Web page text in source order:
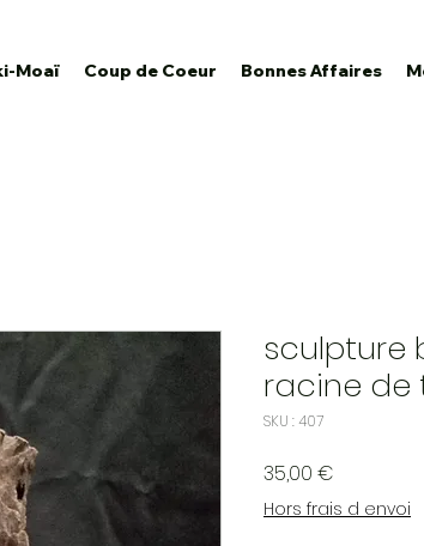
Moaï Coup de Coeur Bonnes Affaires
sculpture
racine de
SKU : 407
35,00 €
Hors frais d envoi